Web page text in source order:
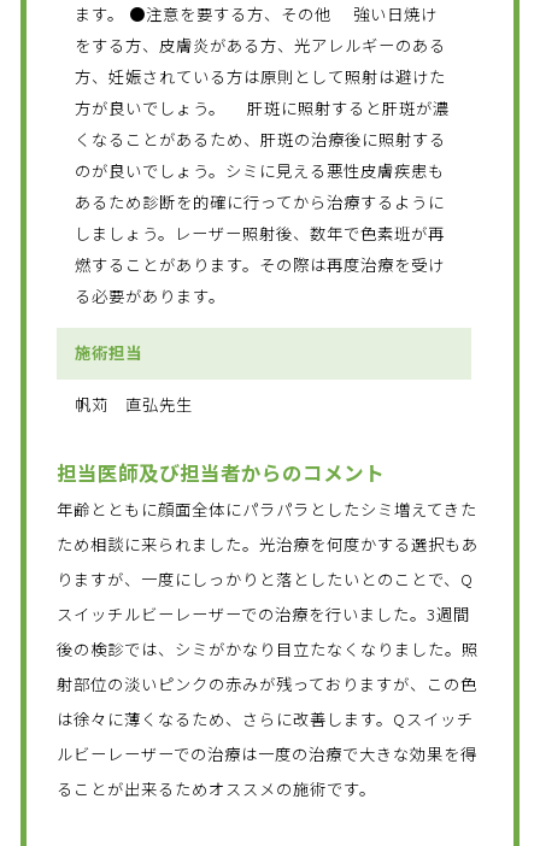
ます。 ●注意を要する方、その他 強い日焼け
をする方、皮膚炎がある方、光アレルギーのある
方、妊娠されている方は原則として照射は避けた
方が良いでしょう。 肝斑に照射すると肝斑が濃
くなることがあるため、肝斑の治療後に照射する
のが良いでしょう。シミに見える悪性皮膚疾患も
あるため診断を的確に行ってから治療するように
しましょう。レーザー照射後、数年で色素班が再
燃することがあります。その際は再度治療を受け
る必要があります。
施術担当
帆苅 直弘先生
担当医師及び担当者からのコメント
年齢とともに顔面全体にパラパラとしたシミ増えてきた
ため相談に来られました。光治療を何度かする選択もあ
りますが、一度にしっかりと落としたいとのことで、Q
スイッチルビーレーザーでの治療を行いました。3週間
後の検診では、シミがかなり目立たなくなりました。照
射部位の淡いピンクの赤みが残っておりますが、この色
は徐々に薄くなるため、さらに改善します。Qスイッチ
ルビーレーザーでの治療は一度の治療で大きな効果を得
ることが出来るためオススメの施術です。